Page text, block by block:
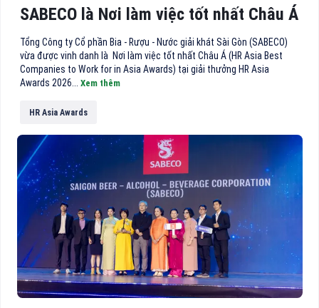
SABECO là Nơi làm việc tốt nhất Châu Á
Tổng Công ty Cổ phần Bia - Rượu - Nước giải khát Sài Gòn (SABECO)
vừa được vinh danh là Nơi làm việc tốt nhất Châu Á (HR Asia Best
Companies to Work for in Asia Awards) tại giải thưởng HR Asia
Awards 2026... Xem thêm
HR Asia Awards